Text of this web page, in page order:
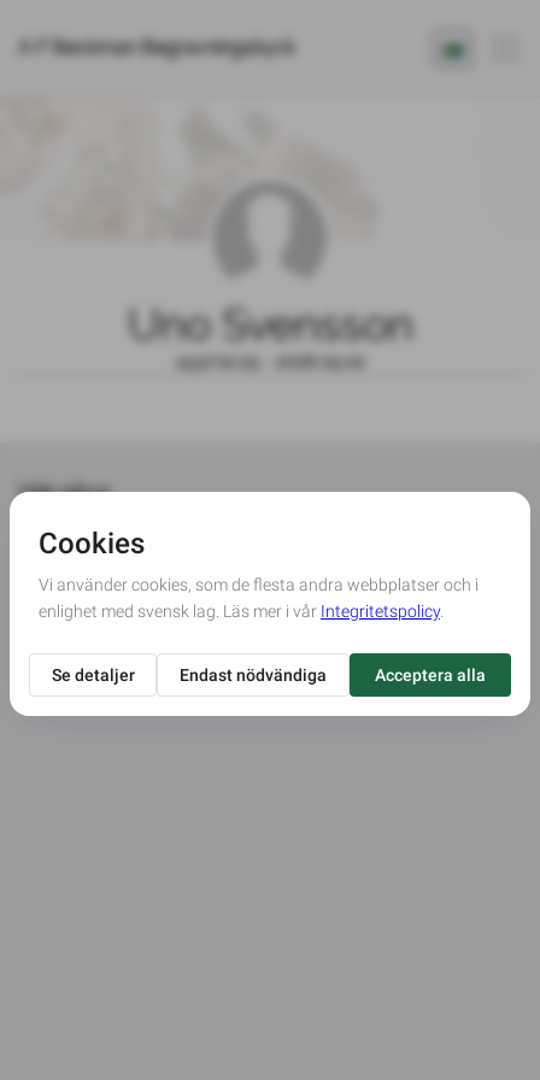
A F Beckman Begravningsbyrå
Uno Svensson
1937.02.25 - 2026.05.02
Välj gåva
Möjlighet till donation har löpt ut 2026-06-03
VänligenKontakta administratören här.